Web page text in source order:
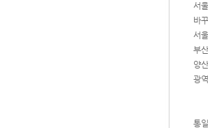
서
바
서
부
양
광
통